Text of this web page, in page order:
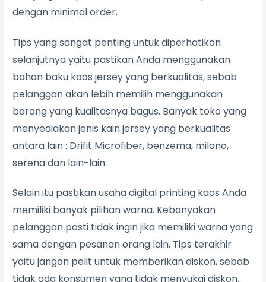
dengan minimal order.
Tips yang sangat penting untuk diperhatikan
selanjutnya yaitu pastikan Anda menggunakan
bahan baku kaos jersey yang berkualitas, sebab
pelanggan akan lebih memilih menggunakan
barang yang kuailtasnya bagus. Banyak toko yang
menyediakan jenis kain jersey yang berkualitas
antara lain : Drifit Microfiber, benzema, milano,
serena dan lain-lain.
Selain itu pastikan usaha digital printing kaos Anda
memiliki banyak pilihan warna. Kebanyakan
pelanggan pasti tidak ingin jika memiliki warna yang
sama dengan pesanan orang lain. Tips terakhir
yaitu jangan pelit untuk memberikan diskon, sebab
tidak ada konsumen yang tidak menyukai diskon.